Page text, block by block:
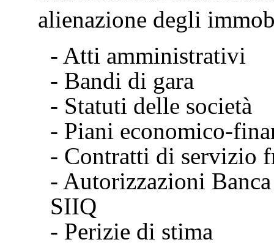
alienazione degli
- Atti amministrativi
- Bandi di gara
- Statuti delle società
- Piani economico-
- Contratti di servizio
- Autorizzazioni
SIIQ
- Perizie di stima